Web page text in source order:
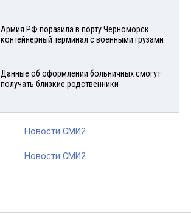
Армия РФ поразила в порту Черноморск
контейнерный терминал с военными грузами
Данные об оформлении больничных смогут
получать близкие родственники
Новости СМИ2
Новости СМИ2